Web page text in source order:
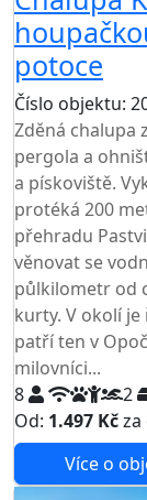
potoce
Číslo objektu:
Zděná chalupa
pergola a
a pískoviště.
protéká 200
přehradu
věnovat se
půlkilometr od
kurty. V okolí
patří ten v
milovníci...
8
2
Od: 1.497 Kčza
Více o